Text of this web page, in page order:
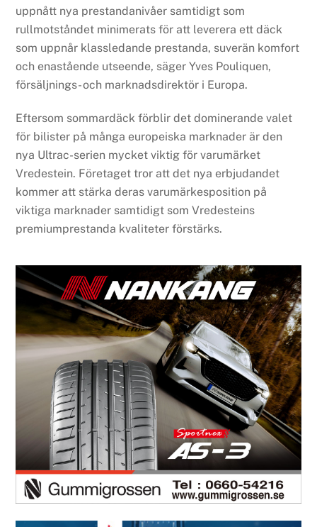
uppnått nya prestandanivåer samtidigt som
rullmotståndet minimerats för att leverera ett däck
som uppnår klassledande prestanda, suverän komfort
och enastående utseende, säger Yves Pouliquen,
försäljnings- och marknadsdirektör i Europa.
Eftersom sommardäck förblir det dominerande valet
för bilister på många europeiska marknader är den
nya Ultrac-serien mycket viktig för varumärket
Vredestein. Företaget tror att det nya erbjudandet
kommer att stärka deras varumärkesposition på
viktiga marknader samtidigt som Vredesteins
premiumprestanda kvaliteter förstärks.